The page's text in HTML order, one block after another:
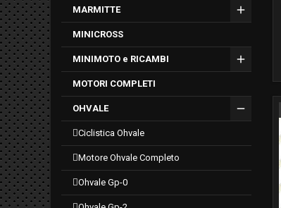
MARMITTE
MINICROSS
MINIMOTO e RICAMBI
MOTORI COMPLETI
OHVALE
ciclistica ohvale
motore ohvale completo
ohvale gp-0